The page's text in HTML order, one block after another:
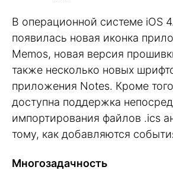
В операционной системе iOS
появилась новая иконка
Memos, новая версия
также несколько новых
приложения Notes. Кроме
доступна поддержка
импортирования файлов .ics
тому, как добавляются
Многозадачность